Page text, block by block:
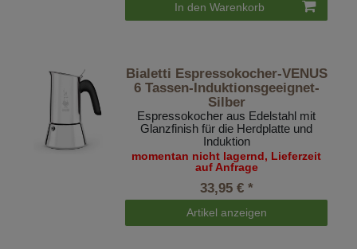
In den Warenkorb
Bialetti Espressokocher-VENUS
6 Tassen-Induktionsgeeignet-
Silber
Espressokocher aus Edelstahl mit
Glanzfinish für die Herdplatte und
Induktion
momentan nicht lagernd, Lieferzeit
auf Anfrage
33,95 € *
Artikel anzeigen